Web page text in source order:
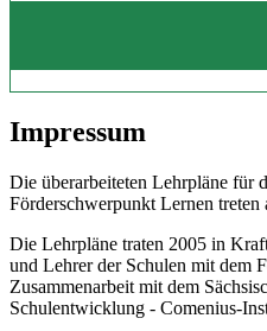
Impressum
Die überarbeiteten Lehrpläne für
Förderschwerpunkt Lernen
Die Lehrpläne traten 2005 in
und Lehrer der Schulen mit dem
Zusammenarbeit mit dem
Schulentwicklung - Comenius-